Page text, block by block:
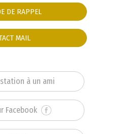
DE RAPPEL
MAIL
à un ami
Facebook